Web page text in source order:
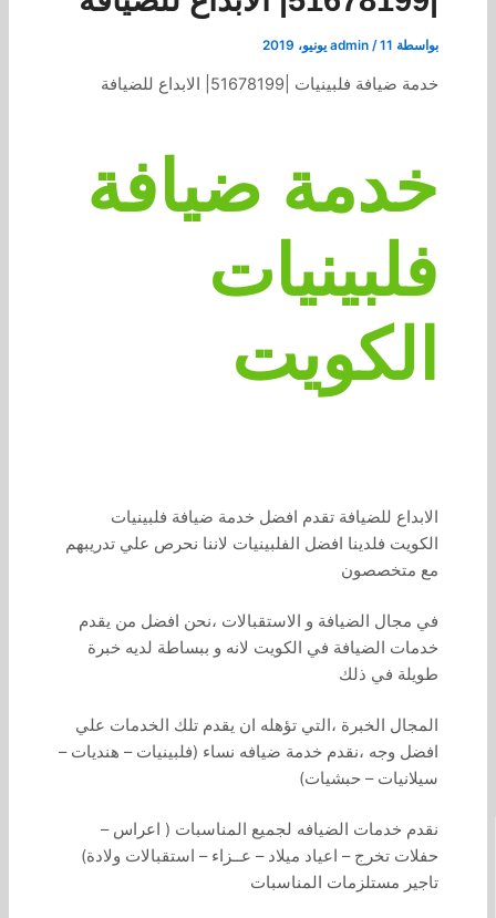
بواسطة admin /11 يونيو، 2019
خدمة ضيافة فلبينيات |51678199| الابداع للضيافة
خدمة ضيافة
فلبينيات
الكويت
الابداع للضيافة تقدم افضل خدمة ضيافة فلبينيات
الكويت فلدينا افضل الفلبينيات لاننا نحرص علي تدريبهم
مع متخصصون
في مجال الضيافة و الاستقبالات ،نحن افضل من يقدم
خدمات الضيافة في الكويت لانه و ببساطة لديه خبرة
طويلة في ذلك
المجال الخبرة ،التي تؤهله ان يقدم تلك الخدمات علي
افضل وجه ،نقدم خدمة ضيافه نساء (فلبينيات – هنديات –
سيلانيات – حبشيات)
نقدم خدمات الضيافه لجميع المناسبات ( اعراس –
حفلات تخرج – اعياد ميلاد – عــزاء – استقبالات ولادة)
تاجير مستلزمات المناسبات